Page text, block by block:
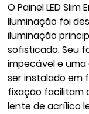
O Painel LED
Iluminação foi
iluminação
sofisticado. Seu
impecável e uma
ser instalado em
fixação facilitam
lente de acrílico